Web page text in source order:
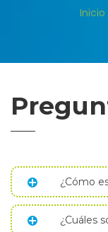
Inicio
¿Cómo
¿Cuáles